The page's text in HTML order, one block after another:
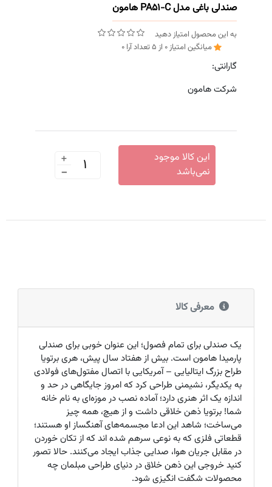
صندلی باغی مدل PA51-C هامون
به این محصول امتیاز دهید
میانگین امتیاز0 از 5تعداد آرا 0
گارانتی:
شرکت هامون
+
-
این کالا موجود
نمی‌باشد
معرفی کالا
یک صندلی برای تمام فصول؛ این عنوان خوبی برای صندلی
پارمیدا هامون است. بیش از هفتاد سال پیش، هری برتویا
طراح بزرگ ایتالیایی – آمریکایی با اتصال مفتول‌‌های فولادی
به یکدیگر، نشیمنی طراحی کرد که امروز جایگاهی در حد و
اندازه یک اثر هنری دارد؛ آماده نصب در موزه‌ای به نام خانه
شما! برتویا ذهن خلاقی داشت و از هیچ، همه چیز
می‌ساخت؛ شاهد این ادعا مجسمه‌های آهنگساز او هستند؛
قطعاتی فلزی که به نوعی سرهم شده اند که از تکان خوردن
در مقابل جریان هوا، صدایی جذاب ایجاد می‌کنند. حالا تصور
کنید خروجی این ذهن خلاق در دنیای طراحی مبلمان چه
محصولات شگفت انگیزی شود.